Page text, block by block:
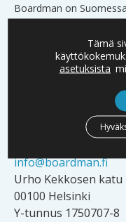
Boardman on
Verkostoomme kuuluu
hallitusten jäseniä sekä
YHTEYSTIEDOT
info@boardman.fi
Urho Kekkosen katu
00100 Helsinki
Y-tunnus 1750707-8
Tämä
asetuksista